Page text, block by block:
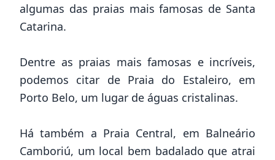
algumas das praias mais famosas de Santa
Catarina.
Dentre as praias mais famosas e incríveis,
podemos citar de Praia do Estaleiro, em
Porto Belo, um lugar de águas cristalinas.
Há também a Praia Central, em Balneário
Camboriú, um local bem badalado que atrai